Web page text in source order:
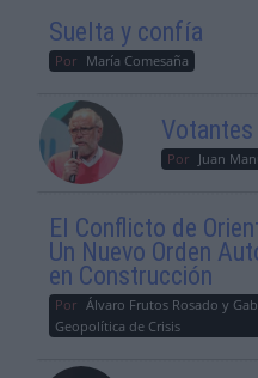
Suelta y confía
Por María Comesaña
Por Juan
El Conflicto de
Un Nuevo Orden
en Construcción
Por Álvaro Frutos Rosado y
Geopolítica de Crisis